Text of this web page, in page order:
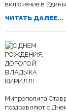
включение в
ЧИТАТЬ ДАЛЕЕ...
Митрополита
поздравляют с